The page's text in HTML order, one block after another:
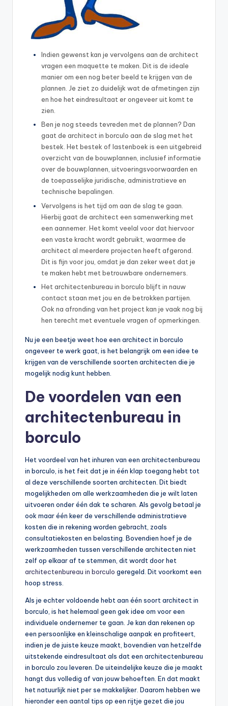
Indien gewenst kan je vervolgens aan de architect
vragen een maquette te maken. Dit is de ideale
manier om een nog beter beeld te krijgen van de
plannen. Je ziet zo duidelijk wat de afmetingen zijn
en hoe het eindresultaat er ongeveer uit komt te
zien.
Ben je nog steeds tevreden met de plannen? Dan
gaat de architect in borculo aan de slag met het
bestek. Het bestek of lastenboek is een uitgebreid
overzicht van de bouwplannen, inclusief informatie
over de bouwplannen, uitvoeringsvoorwaarden en
de toepasselijke juridische, administratieve en
technische bepalingen.
Vervolgens is het tijd om aan de slag te gaan.
Hierbij gaat de architect een samenwerking met
een aannemer. Het komt veelal voor dat hiervoor
een vaste kracht wordt gebruikt, waarmee de
architect al meerdere projecten heeft afgerond.
Dit is fijn voor jou, omdat je dan zeker weet dat je
te maken hebt met betrouwbare ondernemers.
Het architectenbureau in borculo blijft in nauw
contact staan met jou en de betrokken partijen.
Ook na afronding van het project kan je vaak nog bij
hen terecht met eventuele vragen of opmerkingen.
Nu je een beetje weet hoe een architect in borculo
ongeveer te werk gaat, is het belangrijk om een idee te
krijgen van de verschillende soorten architecten die je
mogelijk nodig kunt hebben.
De voordelen van een
architectenbureau in
borculo
Het voordeel van het inhuren van een architectenbureau
in borculo, is het feit dat je in één klap toegang hebt tot
al deze verschillende soorten architecten. Dit biedt
mogelijkheden om alle werkzaamheden die je wilt laten
uitvoeren onder één dak te scharen. Als gevolg betaal je
ook maar één keer de verschillende administratieve
kosten die in rekening worden gebracht, zoals
consultatiekosten en belasting. Bovendien hoef je de
werkzaamheden tussen verschillende architecten niet
zelf op elkaar af te stemmen, dit wordt door het
architectenbureau in borculo geregeld. Dit voorkomt een
hoop stress.
Als je echter voldoende hebt aan één soort architect in
borculo, is het helemaal geen gek idee om voor een
individuele ondernemer te gaan. Je kan dan rekenen op
een persoonlijke en kleinschalige aanpak en profiteert,
indien je de juiste keuze maakt, bovendien van hetzelfde
uitstekende eindresultaat als dat een architectenbureau
in borculo zou leveren. De uiteindelijke keuze die je maakt
hangt dus volledig af van jouw behoeften. En dat maakt
het natuurlijk niet per se makkelijker. Daarom hebben we
hieronder een aantal tips op een rijtje gezet die jou